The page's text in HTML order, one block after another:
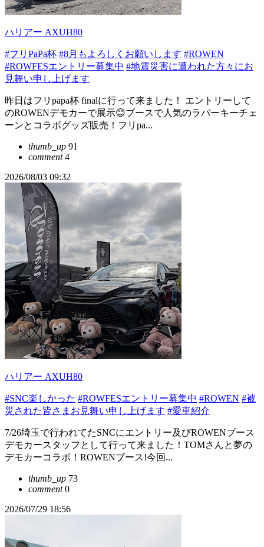
ハリアー AXUH80
#フリPaPa杯 #8月もよろしくお願いします #ROWEN
#ROWFESエントリー募集中 #地震災害に遭われた方々にお
見舞い申し上げます
昨日はフリpapa杯 finalに行って来ました！ エントリーして
のROWENデモカーで展示😊ブースで人気のラバーキーチェ
ーンとコラボグッズ販売！フリpa...
thumb_up 91
comment4
2026/08/03 09:32
ハリアー AXUH80
#SNC楽しかった #ROWFESエントリー募集中 #ROWEN #被
災された皆さまお見舞い申し上げます #愛車紹介
7/26埼玉で行われてたSNCにエントリー及びROWENブース
デモカースタッフとして行って来ました！TOMさんと夢の
デモカーコラボ！ROWENブース!今回...
thumb_up 73
comment0
2026/07/29 18:56